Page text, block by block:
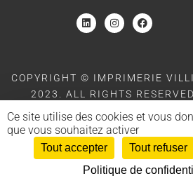
Ce site utilise des cookies et vous
que vous souhaitez activer
Tout accepter Tout refuser
Politique de
COPYRIGHT © IMPRIMERIE
2023. ALL RIGHTS
SITE POWERED BY MOOD AND